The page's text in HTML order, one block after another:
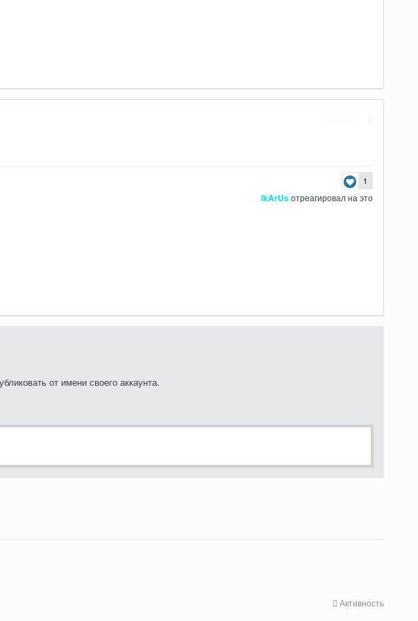
1
IkArUsотреагировал на это
от имени своего аккаунта.
Активность